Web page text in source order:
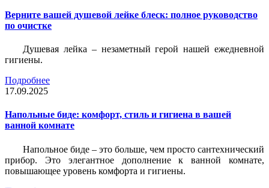
Верните вашей душевой лейке блеск: полное руководство
по очистке
Душевая лейка – незаметный герой нашей ежедневной
гигиены.
Подробнее
17.09.2025
Напольные биде: комфорт, стиль и гигиена в вашей
ванной комнате
Напольное биде – это больше, чем просто сантехнический
прибор. Это элегантное дополнение к ванной комнате,
повышающее уровень комфорта и гигиены.